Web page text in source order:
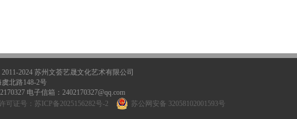
2011-2024 苏州文荟艺晟文化艺术有限公司
北路148-2号
电子信箱：2402170327@qq.com
可证号： 苏ICP备2025156282号-2 苏公网安备 32058102001593号